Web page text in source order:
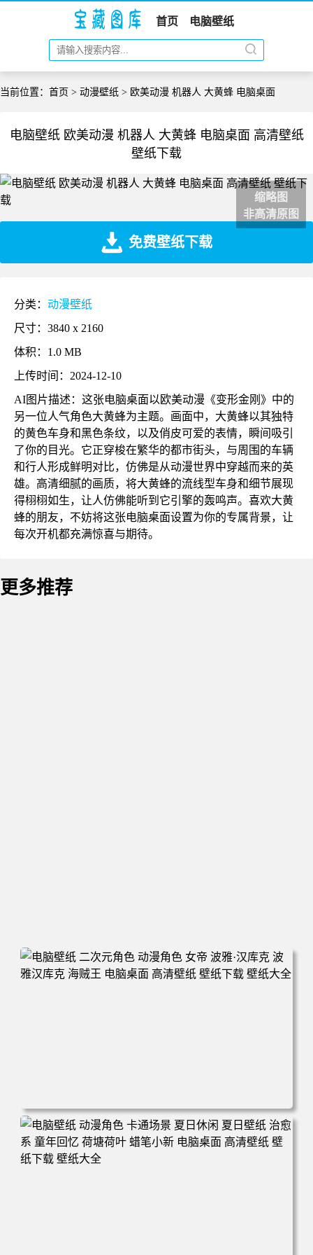
首页 电脑壁纸
当前位置： 首页 > 动漫壁纸 > 欧美动漫 机器人 大黄蜂 电脑桌面
电脑壁纸 欧美动漫 机器人 大黄蜂 电脑桌面 高清壁纸
壁纸下载
缩略图
非高清原图
免费壁纸下载
分类： 动漫壁纸
尺寸：3840 x 2160
体积：1.0 MB
上传时间：2024-12-10
AI图片描述：这张电脑桌面以欧美动漫《变形金刚》中的
另一位人气角色大黄蜂为主题。画面中，大黄蜂以其独特
的黄色车身和黑色条纹，以及俏皮可爱的表情，瞬间吸引
了你的目光。它正穿梭在繁华的都市街头，与周围的车辆
和行人形成鲜明对比，仿佛是从动漫世界中穿越而来的英
雄。高清细腻的画质，将大黄蜂的流线型车身和细节展现
得栩栩如生，让人仿佛能听到它引擎的轰鸣声。喜欢大黄
蜂的朋友，不妨将这张电脑桌面设置为你的专属背景，让
每次开机都充满惊喜与期待。
更多推荐
电脑壁纸 二次元角色 动漫角色 女帝 波雅·汉库克 波雅汉库
克 海贼王 电脑桌面 高清壁纸 壁纸下载 壁纸大全